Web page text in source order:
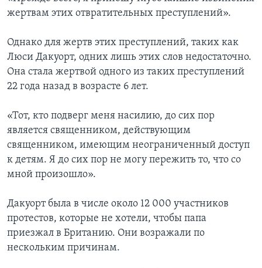
жертвам этих отвратительных преступлений».
Однако для жертв этих преступлений, таких как
Люси Дакуорт, одних лишь этих слов недостаточно.
Она стала жертвой одного из таких преступлений
22 года назад в возрасте 6 лет.
«Тот, кто подверг меня насилию, до сих пор
является священником, действующим
священником, имеющим неограниченный доступ
к детям. Я до сих пор не могу пережить то, что со
мной произошло».
Дакуорт была в числе около 12 000 участников
протестов, которые не хотели, чтобы папа
приезжал в Британию. Они возражали по
нескольким причинам.